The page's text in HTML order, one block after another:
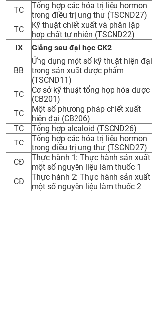
TC
Tổng hợp các hóa trị liệu hormon
trong điều trị ung thư (TSCND27)
TC
Kỹ thuật chiết xuất và phân lập
hợp chất tự nhiên (TSCND22)
IX
Giảng sau đại học CK2
BB
Ứng dụng một số kỹ thuật hiện đại
trong sản xuất dược phẩm
(TSCND11)
TC
Cơ sở kỹ thuật tổng hợp hóa dược
(CB201)
TC
Một số phương pháp chiết xuất
hiện đại (CB206)
TC
Tổng hợp alcaloid (TSCND26)
TC
Tổng hợp các hóa trị liệu hormon
trong điều trị ung thư (TSCND27)
CĐ
Thực hành 1: Thực hành sản xuất
một số nguyên liệu làm thuốc 1
CĐ
Thực hành 2: Thực hành sản xuất
một số nguyên liệu làm thuốc 2